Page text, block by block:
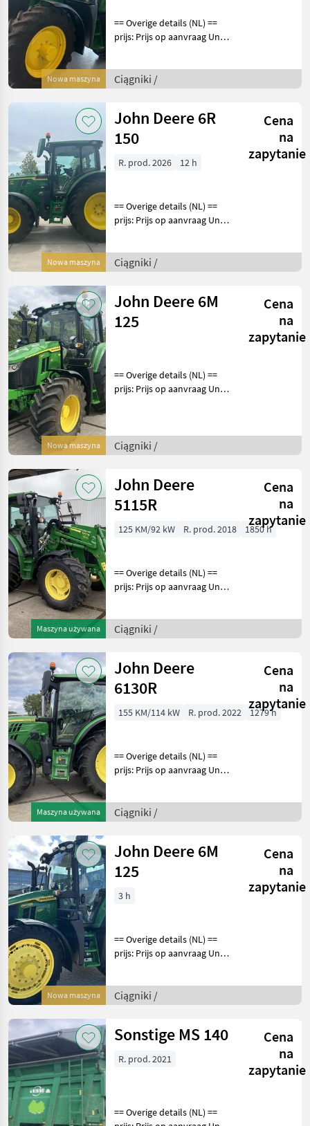
Nowa maszyna
== Overige details (NL) ==
prijs: Prijs op aanvraag Unit:
Aftakastoerental achter:
540 + 540E + 1000
Ciągniki /
Nowa maszyna
John Deere 6R
150
Cena
na
zapytanie
R. prod. 2026 12 h
== Overige details (NL) ==
prijs: Prijs op aanvraag Unit:
hydrauliekventielen: 3
Aftakastoerental achter:
Ciągniki /
Nowa maszyna
John Deere 6M
125
Cena
na
zapytanie
== Overige details (NL) ==
prijs: Prijs op aanvraag Unit:
540 + 540E + 1000
Hydrauliek ventielen: Elek
Ciągniki /
Maszyna używana
John Deere
5115R
Cena
na
zapytanie
125 KM/92 kW R. prod. 2018 1850 h
== Overige details (NL) ==
prijs: Prijs op aanvraag Unit:
hydrauliekventielen: 2
Aftakastoerental achter:
Ciągniki /
Maszyna używana
John Deere
6130R
Cena
na
zapytanie
155 KM/114 kW R. prod. 2022 1279 h
== Overige details (NL) ==
prijs: Prijs op aanvraag Unit:
540 AutoPowr 50km/h
transmissie AutoTrac en
Ciągniki /
Nowa maszyna
John Deere 6M
125
Cena
na
zapytanie
3 h
== Overige details (NL) ==
prijs: Prijs op aanvraag Unit:
hydrauliekventielen: 3
Aftakastoerental achter:
Ciągniki /
Sonstige MS 140
Cena
na
zapytanie
R. prod. 2021
== Overige details (NL) ==